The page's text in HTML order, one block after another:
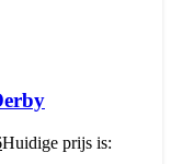
Huidige prijs is: